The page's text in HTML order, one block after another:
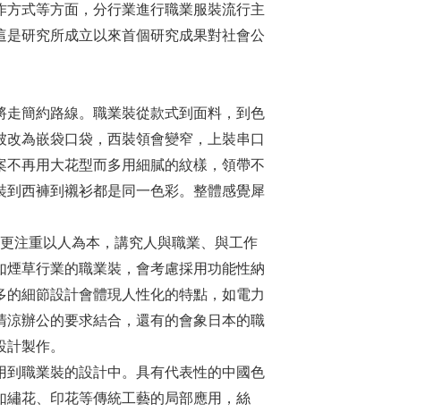
式等方面，分行業進行職業服裝流行主
研究所成立以來首個研究成果對社會公
簡約路線。職業裝從款式到面料，到色
為嵌袋口袋，西裝領會變窄，上裝串口
再用大花型而多用細膩的紋樣，領帶不
西褲到襯衫都是同一色彩。整體感覺犀
注重以人為本，講究人與職業、與工作
草行業的職業裝，會考慮採用功能性納
細節設計會體現人性化的特點，如電力
辦公的要求結合，還有的會象日本的職
製作。
職業裝的設計中。具有代表性的中國色
花、印花等傳統工藝的局部應用，絲